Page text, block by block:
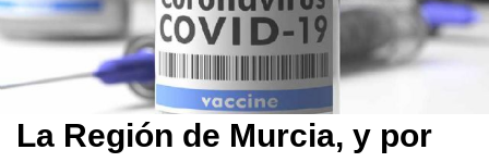
La Región de Murcia, y por